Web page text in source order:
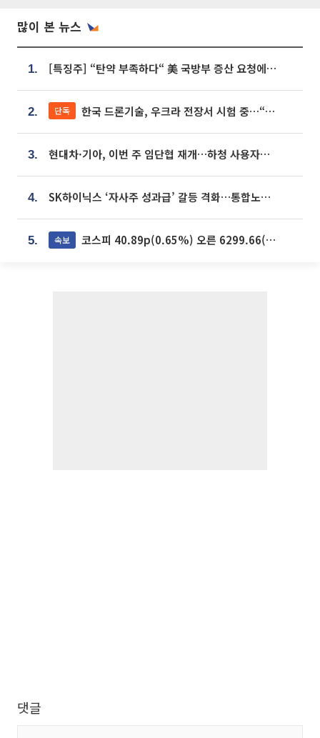
많이 본 뉴스
1. [특징주] “탄약 부족하다“ 美 국방부 증산 요청에⋯국내 방산주 급등세
2. 단독 한국 드론기술, 우크라 전장서 시험 중…“스타트업 여러 곳 참여”
3. 현대차·기아, 이번 주 임단협 재개…하청 사용자성 재심도 ‘변수’
4. SK하이닉스 ‘자사주 성과급’ 갈등 격화…통합노조 출범 움직임
5. 속보 코스피 40.89p(0.65%) 오른 6299.66(마감)
댓글